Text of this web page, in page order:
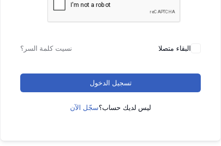
البقاء متصلا نسيت كلمة السر؟
تسجيل الدخول
ليس لديك حساب؟سجّل الآن